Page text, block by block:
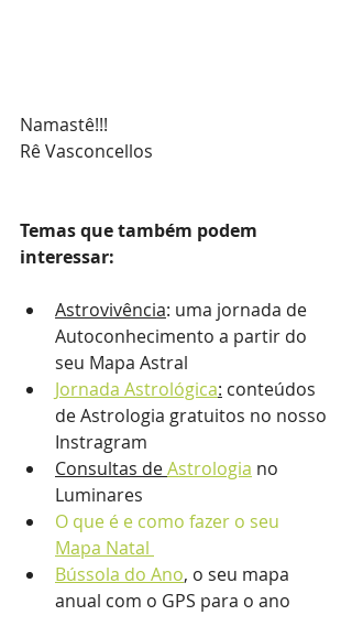
Namastê!!!
Rê Vasconcellos
Temas que também podem
interessar:
Astrovivência: uma jornada de
Autoconhecimento a partir do
seu Mapa Astral
Jornada Astrológica: conteúdos
de Astrologia gratuitos no nosso
Instragram
Consultas de Astrologia no
Luminares
O que é e como fazer o seu
Mapa Natal
Bússola do Ano, o seu mapa
anual com o GPS para o ano